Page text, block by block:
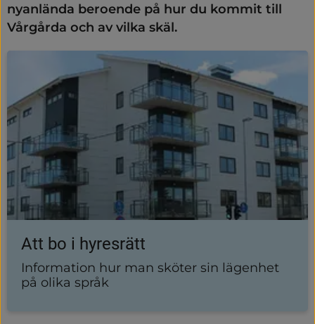
nyanlända beroende på hur du kommit till
Vårgårda och av vilka skäl.
Att bo i hyresrätt
Information hur man sköter sin lägenhet
på olika språk